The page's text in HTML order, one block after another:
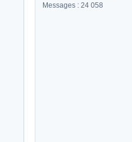
Messages : 24 058